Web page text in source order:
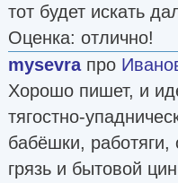
тот будет искать
Оценка: отлично!
mysevraпро
Хорошо пишет, и
тягостно-
бабёшки, работяги,
грязь и бытовой